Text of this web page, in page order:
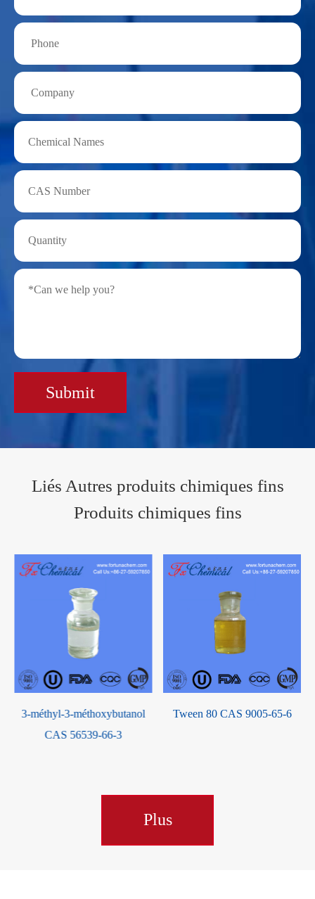
Submit
Liés Autres produits chimiques fins
Produits chimiques fins
3-méthyl-3-méthoxybutanol
CAS 56539-66-3
Tween 80 CAS 9005-65-6
Plus